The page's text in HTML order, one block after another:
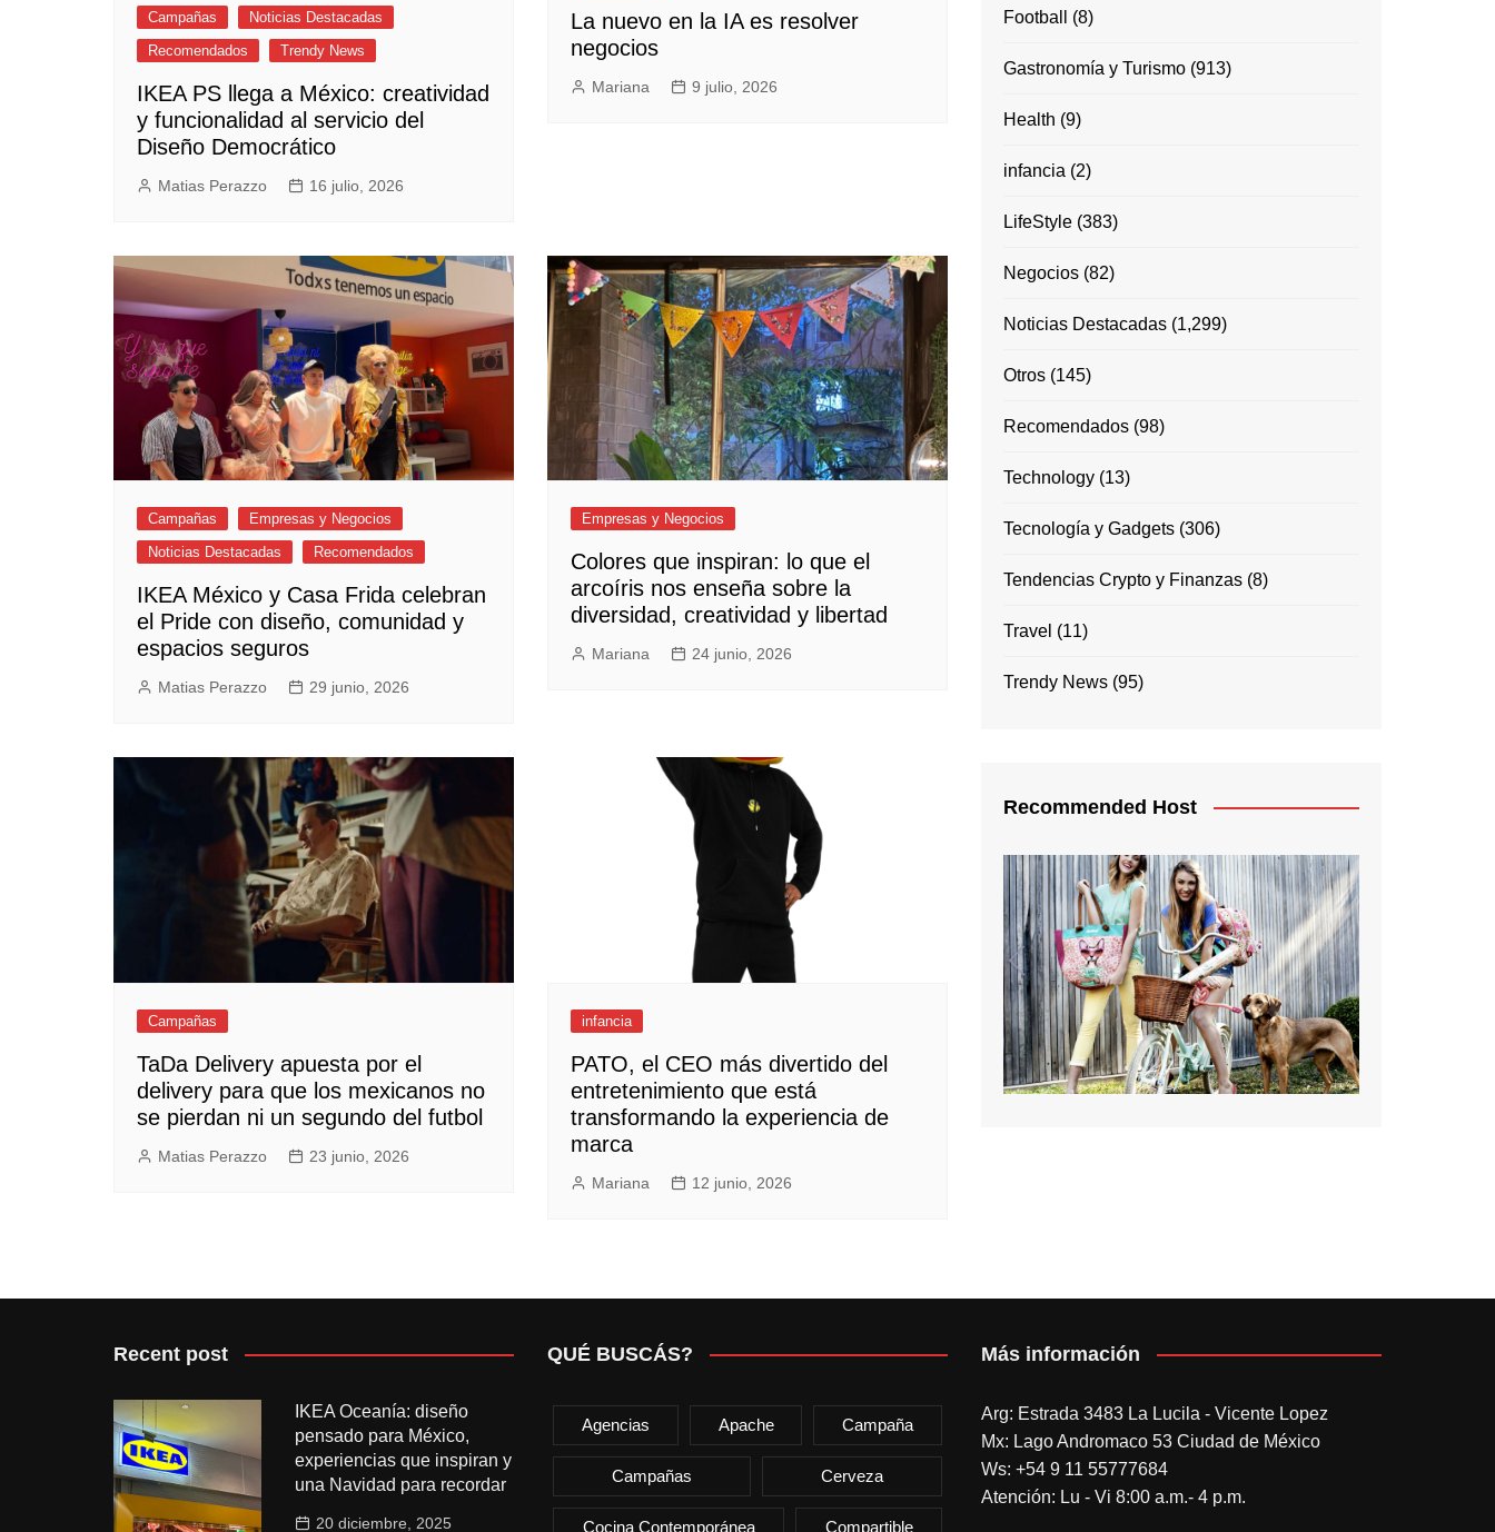
Campañas
Noticias Destacadas
Recomendados
Trendy News
IKEA PS llega a México: creatividad
y funcionalidad al servicio del
Diseño Democrático
Matias Perazzo 16 julio, 2026
La nuevo en la IA es resolver
negocios
Mariana 9 julio, 2026
Campañas
Empresas y Negocios
Noticias Destacadas
Recomendados
IKEA México y Casa Frida celebran
el Pride con diseño, comunidad y
espacios seguros
Matias Perazzo 29 junio, 2026
Empresas y Negocios
Colores que inspiran: lo que el
arcoíris nos enseña sobre la
diversidad, creatividad y libertad
Mariana 24 junio, 2026
Campañas
TaDa Delivery apuesta por el
delivery para que los mexicanos no
se pierdan ni un segundo del futbol
Matias Perazzo 23 junio, 2026
infancia
PATO, el CEO más divertido del
entretenimiento que está
transformando la experiencia de
marca
Mariana 12 junio, 2026
Football (8)
Gastronomía y Turismo (913)
Health (9)
infancia (2)
LifeStyle (383)
Negocios (82)
Noticias Destacadas (1,299)
Otros (145)
Recomendados (98)
Technology (13)
Tecnología y Gadgets (306)
Tendencias Crypto y Finanzas (8)
Travel (11)
Trendy News (95)
Recommended Host
Recent post
IKEA Oceanía: diseño
pensado para México,
experiencias que inspiran y
una Navidad para recordar
20 diciembre, 2025
QUÉ BUSCÁS?
Agencias Apache Campaña
Campañas Cerveza
Cocina Contemporánea Compartible
Más información
Arg: Estrada 3483 La Lucila - Vicente Lopez
Mx: Lago Andromaco 53 Ciudad de México
Ws: +54 9 11 55777684
Atención: Lu - Vi 8:00 a.m.- 4 p.m.